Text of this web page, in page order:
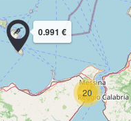
20
0.991 €